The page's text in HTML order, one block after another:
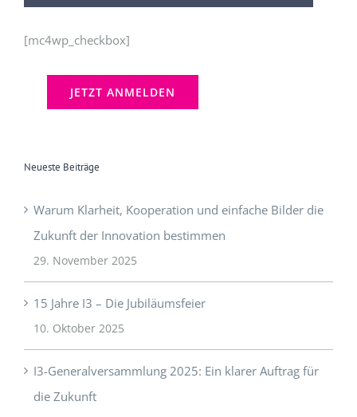
[mc4wp_checkbox]
Neueste Beiträge
Warum Klarheit, Kooperation und einfache Bilder die
Zukunft der Innovation bestimmen
29. November 2025
15 Jahre I3 – Die Jubiläumsfeier
10. Oktober 2025
I3-Generalversammlung 2025: Ein klarer Auftrag für
die Zukunft